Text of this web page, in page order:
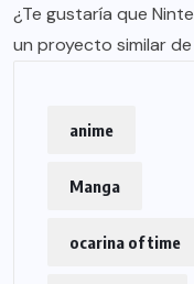
¿Te gustaría que
un proyecto similar
anime
Manga
ocarina of time